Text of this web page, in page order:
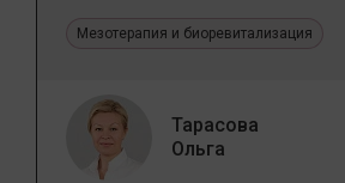
Мезотерапия и биоревитализация
Тарасова
Ольга